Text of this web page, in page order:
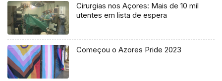
Cirurgias nos Açores: Mais de 10 mil
utentes em lista de espera
Começou o Azores Pride 2023